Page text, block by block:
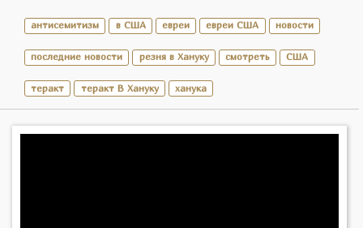
антисемитизм в США евреи евреи США новости
последние новости резня в Хануку смотреть США
теракт теракт В Хануку ханука